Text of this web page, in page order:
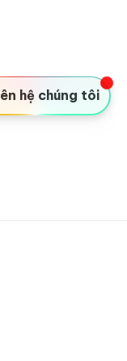
hệ chúng tôi